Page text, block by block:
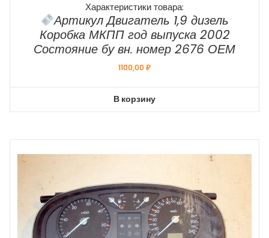
Характеристики товара:
Артикул Двигатель 1,9 дизель
Коробка МКПП год выпуска 2002
Состояние бу вн. номер 2676 ОЕМ
1100,00₽
В корзину